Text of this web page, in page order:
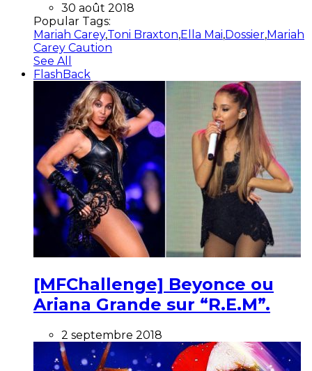
30 août 2018
Popular Tags:
Mariah Carey,Toni Braxton,Ella Mai,Dossier,Mariah
Carey Caution
See All
FlashBack
[MFChallenge] Beyonce ou
Ariana Grande sur “R.E.M”.
2 septembre 2018